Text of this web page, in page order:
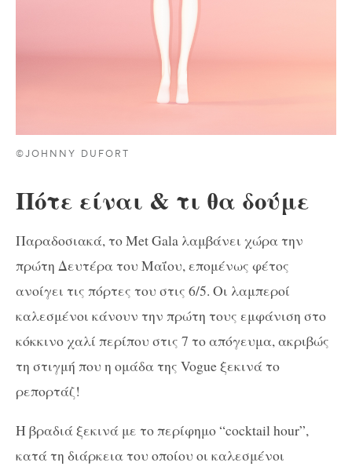
©JOHNNY DUFORT
Πότε είναι & τι θα δούμε
Παραδοσιακά, το Met Gala λαμβάνει χώρα την
πρώτη Δευτέρα του Μαΐου, επομένως φέτος
ανοίγει τις πόρτες του στις 6/5. Οι λαμπεροί
καλεσμένοι κάνουν την πρώτη τους εμφάνιση στο
κόκκινο χαλί περίπου στις 7 το απόγευμα, ακριβώς
τη στιγμή που η ομάδα της Vogue ξεκινά το
ρεπορτάζ!
Η βραδιά ξεκινά με το περίφημο “cocktail hour”,
κατά τη διάρκεια του οποίου οι καλεσμένοι